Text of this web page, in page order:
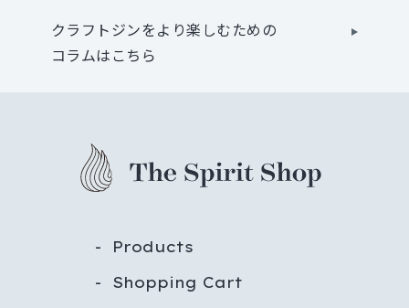
クラフトジンをより楽しむための
コラムはこちら
Products
Shopping Cart